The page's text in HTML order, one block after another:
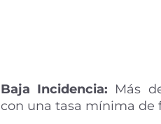
Baja Incidencia: Más
con una tasa mínima de